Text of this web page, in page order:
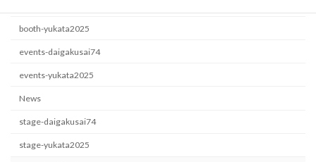
booth-yukata2025
events-daigakusai74
events-yukata2025
News
stage-daigakusai74
stage-yukata2025